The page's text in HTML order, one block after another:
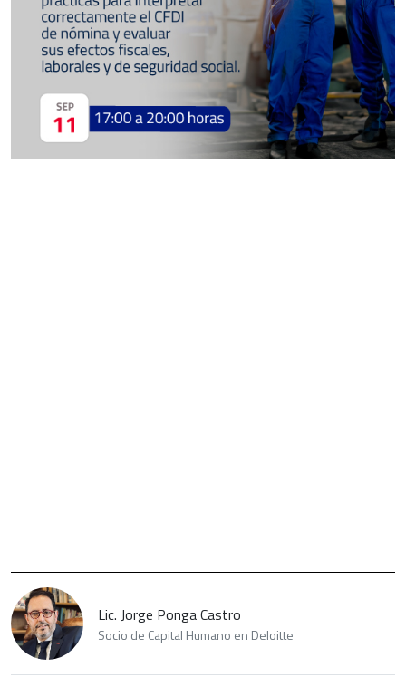
Lic. Jorge Ponga Castro
Socio de Capital Humano en Deloitte